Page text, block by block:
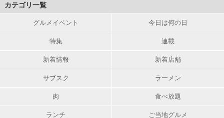
カテゴリ一覧
グルメイベント 今日は何の日
特集 連載
新着情報 新着店舗
サブスク ラーメン
肉 食べ放題
ランチ ご当地グルメ